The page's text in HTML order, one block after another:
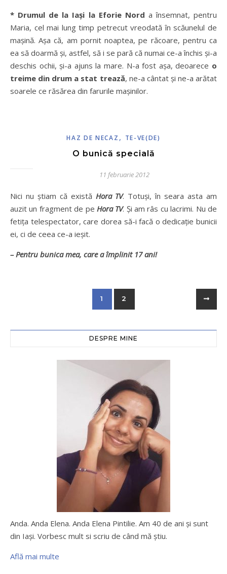
* Drumul de la Iași la Eforie Nord a însemnat, pentru
Maria, cel mai lung timp petrecut vreodată în scăunelul de
mașină. Așa că, am pornit noaptea, pe răcoare, pentru ca
ea să doarmă și, astfel, să i se pară că numai ce-a închis și-a
deschis ochii, și-a ajuns la mare. N-a fost așa, deoarece o
treime din drum a stat trează, ne-a cântat și ne-a arătat
soarele ce răsărea din farurile mașinilor.
HAZ DE NECAZ , TE-VE(DE)
O bunică specială
11 februarie 2012
Nici nu ştiam că există Hora TV. Totuşi, în seara asta am
auzit un fragment de pe Hora TV. Şi am râs cu lacrimi. Nu de
fetiţa telespectator, care dorea să-i facă o dedicaţie bunicii
ei, ci de ceea ce-a ieşit.
– Pentru bunica mea, care a împlinit 17 ani!
1 2
DESPRE MINE
Anda. Anda Elena. Anda Elena Pintilie. Am 40 de ani şi sunt
din Iaşi. Vorbesc mult si scriu de când mă ştiu.
Află mai multe